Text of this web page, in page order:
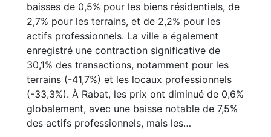
baisses de 0,5% pour les biens résidentiels, de
2,7% pour les terrains, et de 2,2% pour les
actifs professionnels. La ville a également
enregistré une contraction significative de
30,1% des transactions, notamment pour les
terrains (-41,7%) et les locaux professionnels
(-33,3%). À Rabat, les prix ont diminué de 0,6%
globalement, avec une baisse notable de 7,5%
des actifs professionnels, mais les…